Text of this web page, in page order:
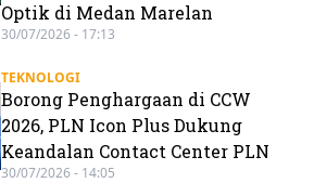
Optik di Medan Marelan
30/07/2026 - 17:13
TEKNOLOGI
Borong Penghargaan di CCW
2026, PLN Icon Plus Dukung
Keandalan Contact Center PLN
30/07/2026 - 14:05